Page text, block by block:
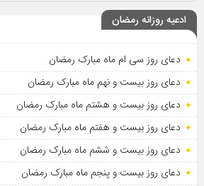
ادعیه روزانه رمضان
دعای روز سی ام ماه مبارک رمضان
دعای روز بیست و نهم ماه مبارک رمضان
دعای روز بیست و هشتم ماه مبارک رمضان
دعای روز بیست و هفتم ماه مبارک رمضان
دعای روز بیست و ششم ماه مبارک رمضان
دعای روز بیست و پنجم ماه مبارک رمضان